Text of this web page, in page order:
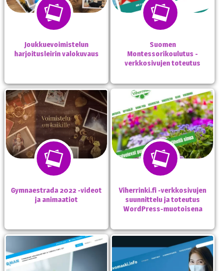
Joukkuevoimistelun
harjoitusleirin valokuvaus
Suomen
Montessorikoulutus -
verkkosivujen toteutus
Gymnaestrada 2022 -videot
ja animaatiot
Viherrinki.fi -verkkosivujen
suunnittelu ja toteutus
WordPress-muotoisena